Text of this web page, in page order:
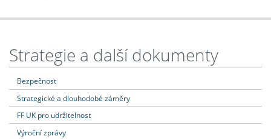
Strategie a další dokumenty
Bezpečnost
Strategické a dlouhodobé záměry
FF UK pro udržitelnost
Výroční zprávy